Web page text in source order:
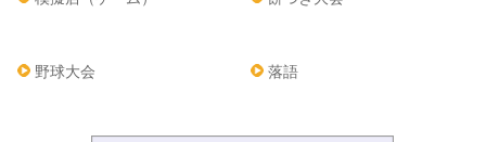
野球大会 落語